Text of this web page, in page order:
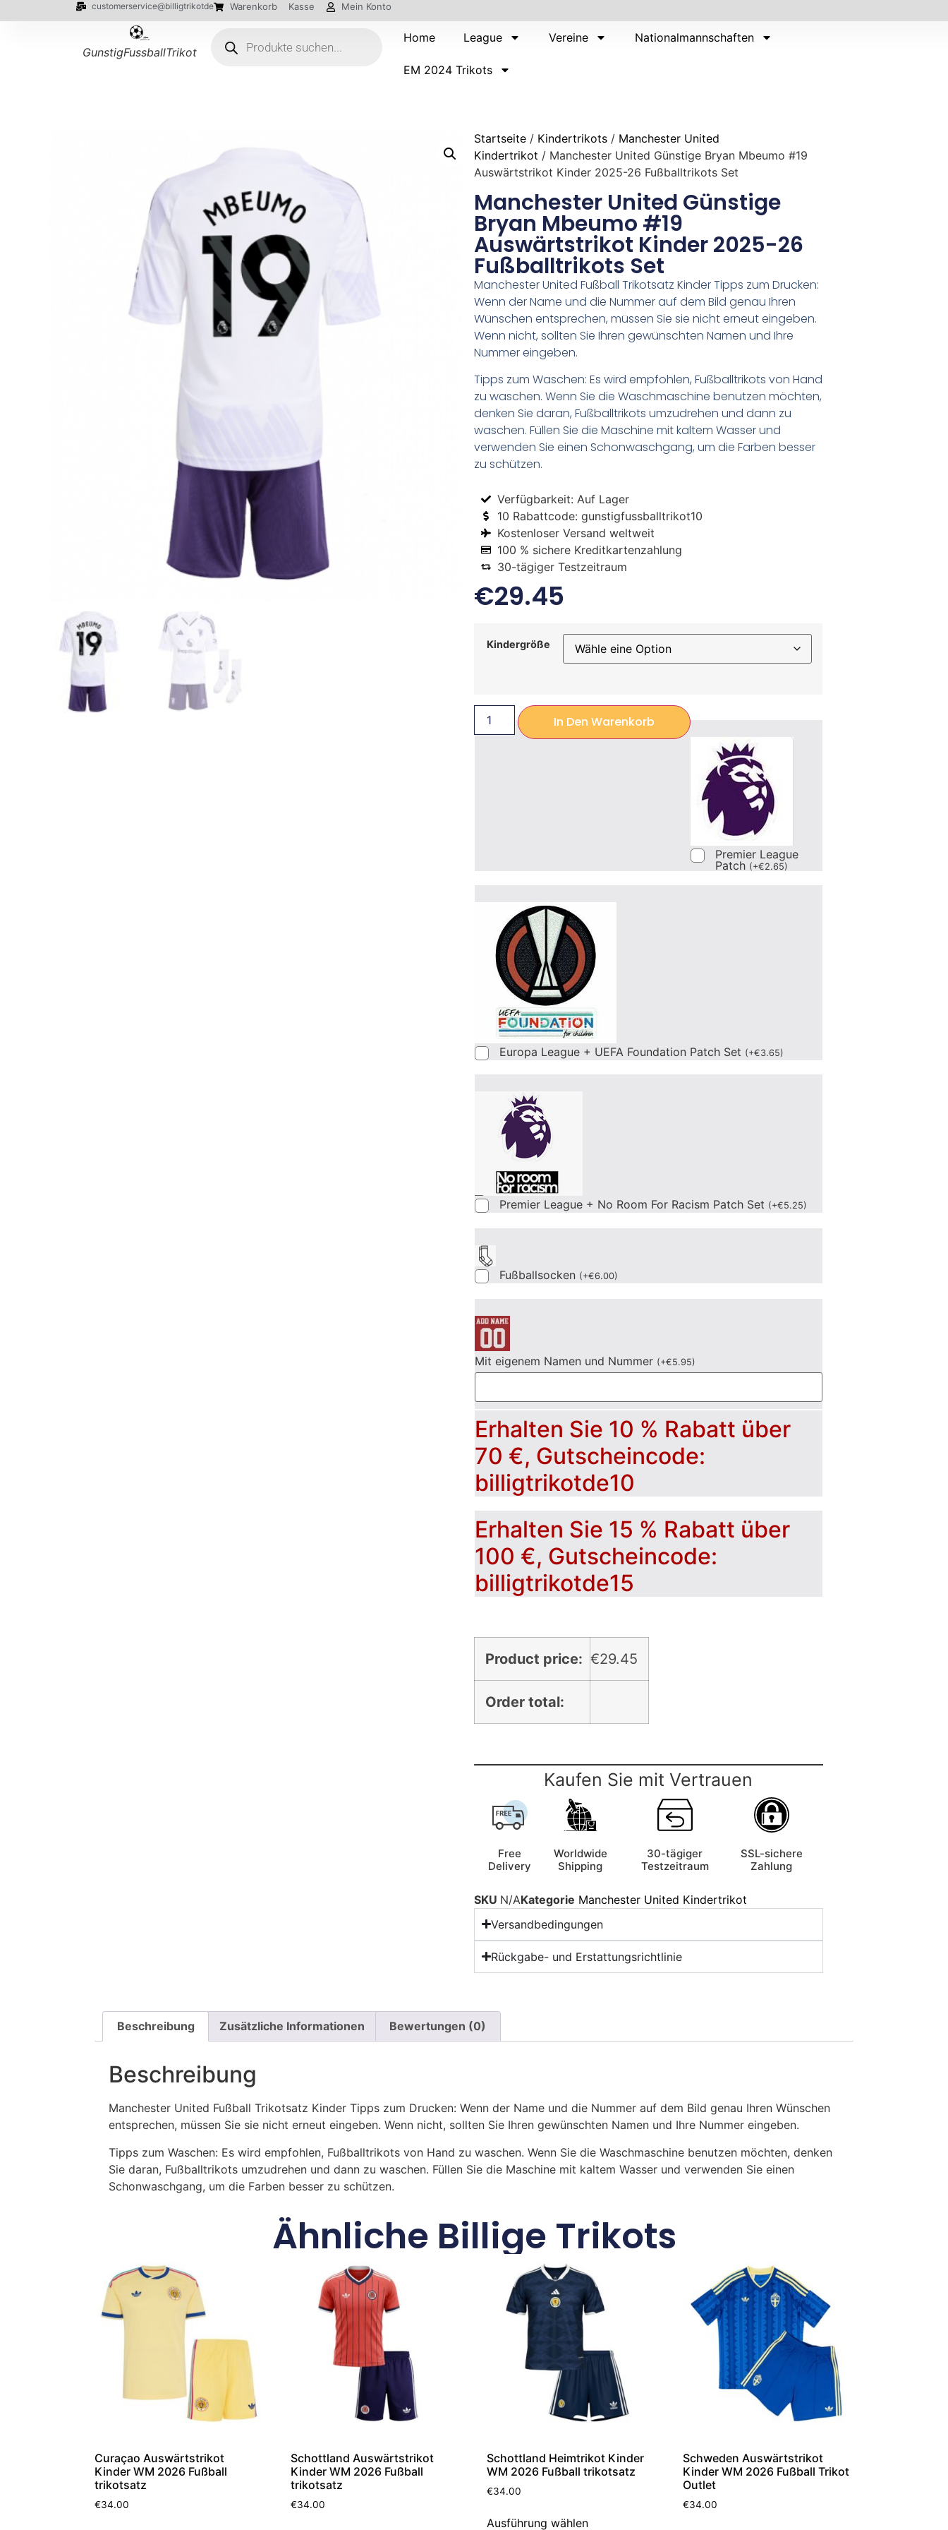
customerservice@billigtrikotde Warenkorb Kasse Mein Konto
GunstigFussballTrikot
Home League Vereine Nationalmannschaften
EM 2024 Trikots
Startseite / Kindertrikots / Manchester United
Kindertrikot / Manchester United Günstige Bryan Mbeumo #19
Auswärtstrikot Kinder 2025-26 Fußballtrikots Set
Manchester United Günstige
Bryan Mbeumo #19
Auswärtstrikot Kinder 2025-26
Fußballtrikots Set
Manchester United Fußball Trikotsatz Kinder Tipps zum Drucken:
Wenn der Name und die Nummer auf dem Bild genau Ihren
Wünschen entsprechen, müssen Sie sie nicht erneut eingeben.
Wenn nicht, sollten Sie Ihren gewünschten Namen und Ihre
Nummer eingeben.
Tipps zum Waschen: Es wird empfohlen, Fußballtrikots von Hand
zu waschen. Wenn Sie die Waschmaschine benutzen möchten,
denken Sie daran, Fußballtrikots umzudrehen und dann zu
waschen. Füllen Sie die Maschine mit kaltem Wasser und
verwenden Sie einen Schonwaschgang, um die Farben besser
zu schützen.
Verfügbarkeit: Auf Lager
10 Rabattcode: gunstigfussballtrikot10
Kostenloser Versand weltweit
100 % sichere Kreditkartenzahlung
30-tägiger Testzeitraum
€29.45
Kindergröße
In Den Warenkorb
Premier League
Patch (+€2.65)
Europa League + UEFA Foundation Patch Set (+€3.65)
Premier League + No Room For Racism Patch Set (+€5.25)
Fußballsocken (+€6.00)
Mit eigenem Namen und Nummer (+€5.95)
Erhalten Sie 10 % Rabatt über
70 €, Gutscheincode:
billigtrikotde10
Erhalten Sie 15 % Rabatt über
100 €, Gutscheincode:
billigtrikotde15
Product price: €29.45
Order total:
Kaufen Sie mit Vertrauen
Free
Delivery
Worldwide
Shipping
30-tägiger
Testzeitraum
SSL-sichere
Zahlung
SKU N/AKategorie Manchester United Kindertrikot
Versandbedingungen
Rückgabe- und Erstattungsrichtlinie
Beschreibung Zusätzliche Informationen Bewertungen (0)
Beschreibung
Manchester United Fußball Trikotsatz Kinder Tipps zum Drucken: Wenn der Name und die Nummer auf dem Bild genau Ihren Wünschen
entsprechen, müssen Sie sie nicht erneut eingeben. Wenn nicht, sollten Sie Ihren gewünschten Namen und Ihre Nummer eingeben.
Tipps zum Waschen: Es wird empfohlen, Fußballtrikots von Hand zu waschen. Wenn Sie die Waschmaschine benutzen möchten, denken
Sie daran, Fußballtrikots umzudrehen und dann zu waschen. Füllen Sie die Maschine mit kaltem Wasser und verwenden Sie einen
Schonwaschgang, um die Farben besser zu schützen.
Ähnliche Billige Trikots
Curaçao Auswärtstrikot
Kinder WM 2026 Fußball
trikotsatz
€34.00
Schottland Auswärtstrikot
Kinder WM 2026 Fußball
trikotsatz
€34.00
Schottland Heimtrikot Kinder
WM 2026 Fußball trikotsatz
€34.00
Ausführung wählen
Schweden Auswärtstrikot
Kinder WM 2026 Fußball Trikot
Outlet
€34.00